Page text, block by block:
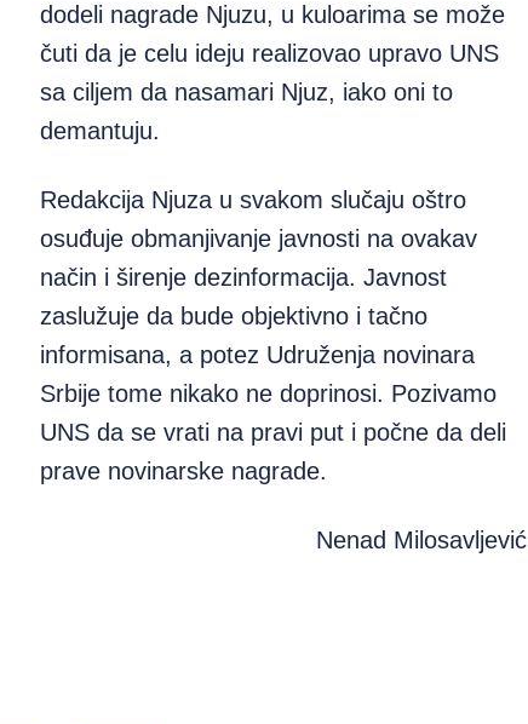
dodeli nagrade Njuzu, u kuloarima se može
čuti da je celu ideju realizovao upravo UNS
sa ciljem da nasamari Njuz, iako oni to
demantuju.
Redakcija Njuza u svakom slučaju oštro
osuđuje obmanjivanje javnosti na ovakav
način i širenje dezinformacija. Javnost
zaslužuje da bude objektivno i tačno
informisana, a potez Udruženja novinara
Srbije tome nikako ne doprinosi. Pozivamo
UNS da se vrati na pravi put i počne da deli
prave novinarske nagrade.
Nenad Milosavljević